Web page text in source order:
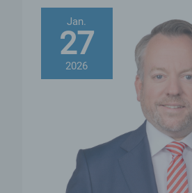
Jan.
27
2026